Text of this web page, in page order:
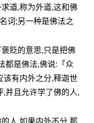
道,称为外道,这和佛
词;另一种是佛法之
贬的意思,只是把佛
都是佛法,佛说:「众
该有内外之分,释迦世
并且允许学了佛的人,
人,如果内外不分,那